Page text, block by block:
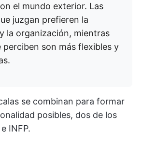
el mundo exterior. Las
juzgan prefieren la
la organización, mientras
perciben son más flexibles y
se combinan para formar
posibles, dos de los
INFP.